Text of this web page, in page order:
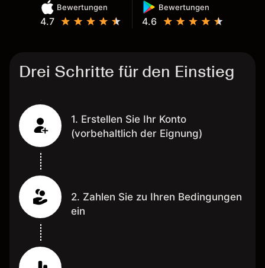
Bewertungen
4.7
Bewertungen
4.6
Drei Schritte für den Einstieg
1. Erstellen Sie Ihr Konto
(vorbehaltlich der Eignung)
2. Zahlen Sie zu Ihren Bedingungen
ein